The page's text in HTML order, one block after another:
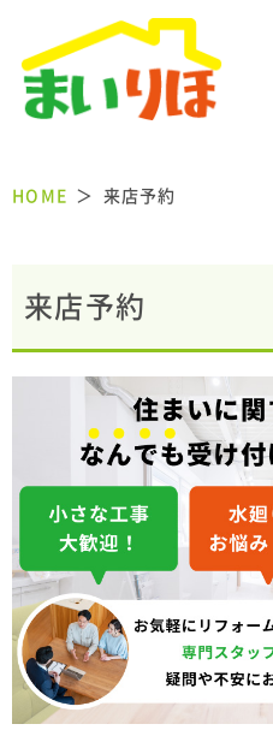
HOME 来店予約
来店予約